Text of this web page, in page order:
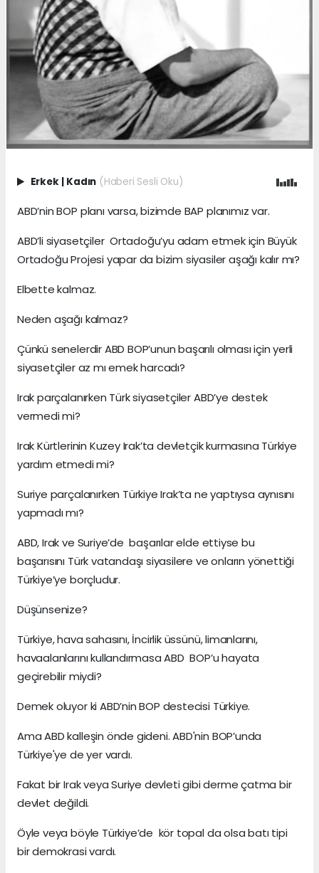
Erkek Kadın (Haberi Sesli Oku)
ABD’nin BOP planı varsa, bizimde BAP planımız var.
ABD’li siyasetçiler Ortadoğu’yu adam etmek için Büyük
Ortadoğu Projesi yapar da bizim siyasiler aşağı kalır mı?
Elbette kalmaz.
Neden aşağı kalmaz?
Çünkü senelerdir ABD BOP’unun başarılı olması için yerli
siyasetçiler az mı emek harcadı?
Irak parçalanırken Türk siyasetçiler ABD’ye destek
vermedi mi?
Irak Kürtlerinin Kuzey Irak’ta devletçik kurmasına Türkiye
yardım etmedi mi?
Suriye parçalanırken Türkiye Irak’ta ne yaptıysa aynısını
yapmadı mı?
ABD, Irak ve Suriye’de başarılar elde ettiyse bu
başarısını Türk vatandaşı siyasilere ve onların yönettiği
Türkiye’ye borçludur.
Düşünsenize?
Türkiye, hava sahasını, İncirlik üssünü, limanlarını,
havaalanlarını kullandırmasa ABD BOP’u hayata
geçirebilir miydi?
Demek oluyor ki ABD’nin BOP destecisi Türkiye.
Ama ABD kalleşin önde gideni. ABD'nin BOP’unda
Türkiye'ye de yer vardı.
Fakat bir Irak veya Suriye devleti gibi derme çatma bir
devlet değildi.
Öyle veya böyle Türkiye’de kör topal da olsa batı tipi
bir demokrasi vardı.